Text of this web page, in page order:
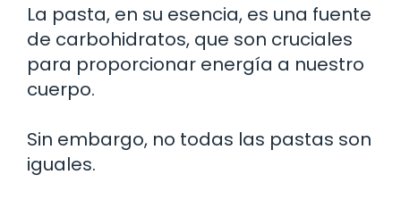
La pasta, en su esencia, es una fuente
de carbohidratos, que son cruciales
para proporcionar energía a nuestro
cuerpo.
Sin embargo, no todas las pastas son
iguales.